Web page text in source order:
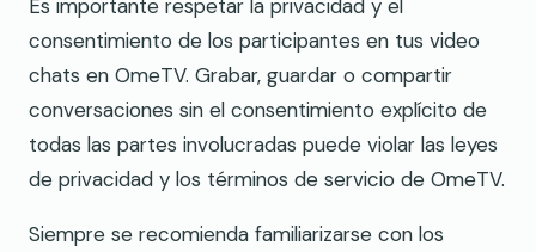
Es importante respetar la privacidad y el
consentimiento de los participantes en tus video
chats en OmeTV. Grabar, guardar o compartir
conversaciones sin el consentimiento explícito de
todas las partes involucradas puede violar las leyes
de privacidad y los términos de servicio de OmeTV.
Siempre se recomienda familiarizarse con los